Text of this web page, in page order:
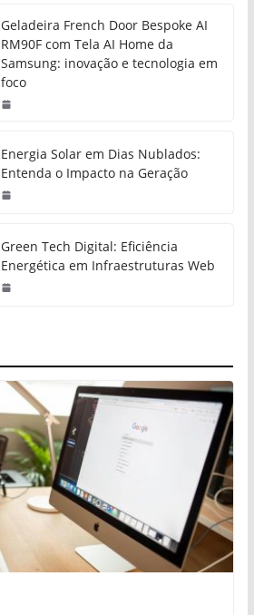
Geladeira French Door Bespoke AI
RM90F com Tela AI Home da
Samsung: inovação e tecnologia em
foco
Energia Solar em Dias Nublados:
Entenda o Impacto na Geração
Green Tech Digital: Eficiência
Energética em Infraestruturas Web